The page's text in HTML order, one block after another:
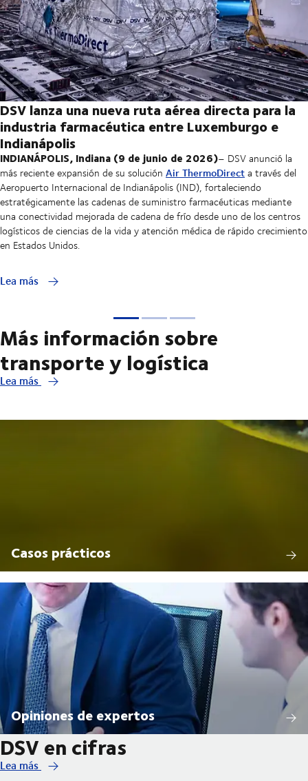
DSV lanza una nueva ruta aérea directa para la
industria farmacéutica entre Luxemburgo e
Indianápolis
INDIANÁPOLIS, Indiana (9 de junio de 2026)– DSV anunció la
más reciente expansión de su solución Air ThermoDirecta través del
Aeropuerto Internacional de Indianápolis (IND), fortaleciendo
estratégicamente las cadenas de suministro farmacéuticas mediante
una conectividad mejorada de cadena de frío desde uno de los centros
logísticos de ciencias de la vida y atención médica de rápido crecimiento
en Estados Unidos.
Lea más
Más información sobre
transporte y logística
Lea más
Casos prácticos
Opiniones de expertos
DSV en cifras
Lea más